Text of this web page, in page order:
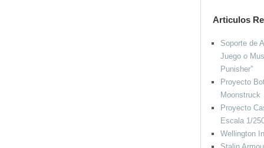
Articulos
Soporte de
Juego o
Punisher”
Proyecto
Moonstruck
Proyecto
Escala 1/
Wellington